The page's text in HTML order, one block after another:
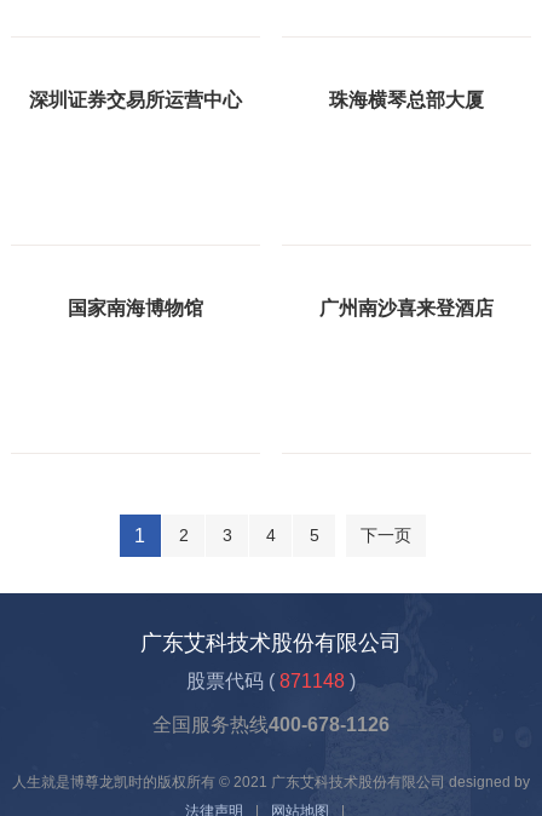
深圳证券交易所运营中心 珠海横琴总部大厦
国家南海博物馆 广州南沙喜来登酒店
1 2 3 4 5 下一页
广东艾科技术股份有限公司
股票代码 ( 871148 )
全国服务热线400-678-1126
人生就是博尊龙凯时的版权所有 © 2021 广东艾科技术股份有限公司 designed by
法律声明
网站地图